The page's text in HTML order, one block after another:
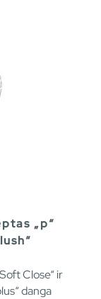
„p“
Close“ ir
danga